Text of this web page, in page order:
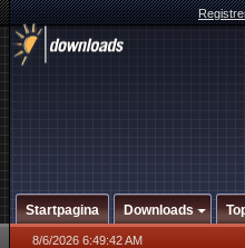
Startpagina Downloads
8/6/2026 6:49:42 AM